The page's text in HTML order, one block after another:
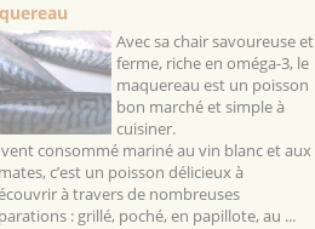
Avec sa chair savoureuse et
ferme, riche en oméga-3, le
maquereau est un poisson
bon marché et simple à
cuisiner.
consommé mariné au vin blanc et aux
c’est un poisson délicieux à
à travers de nombreuses
: grillé, poché, en papillote, au ...